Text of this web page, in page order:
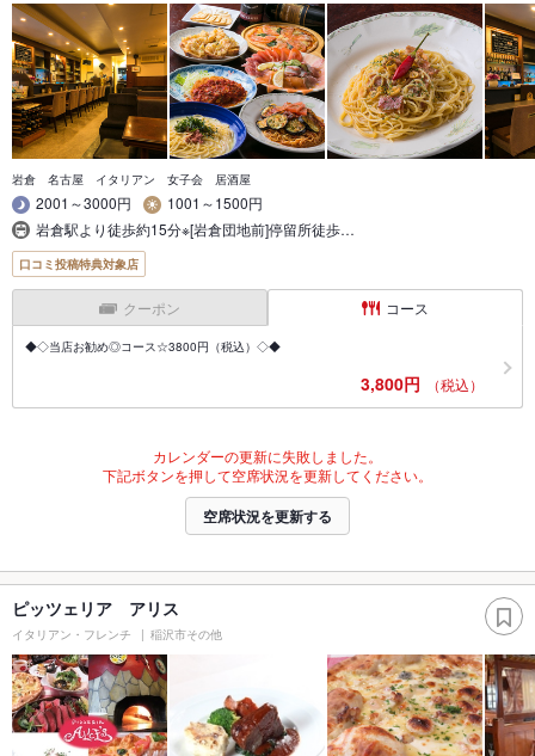
岩倉 名古屋 イタリアン 女子会 居酒屋
2001～3000円
1001～1500円
岩倉駅より徒歩約15分※[岩倉団地前]停留所徒歩…
口コミ投稿特典対象店
クーポン コース
◆◇当店お勧め◎コース☆3800円（税込）◇◆
3,800円 （税込）
カレンダーの更新に失敗しました。
下記ボタンを押して空席状況を更新してください。
空席状況を更新する
ピッツェリア アリス
イタリアン・フレンチ 稲沢市その他